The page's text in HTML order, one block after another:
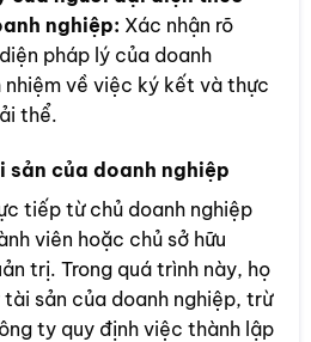
nghiệp: Xác nhận rõ
pháp lý của doanh
về việc ký kết và thực
thể.
sản của doanh nghiệp
tiếp từ chủ doanh nghiệp
viên hoặc chủ sở hữu
trị. Trong quá trình này, họ
sản của doanh nghiệp, trừ
ty quy định việc thành lập